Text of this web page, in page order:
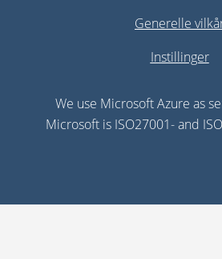
Generelle
Instillinger
We use Microsoft Azure as
Microsoft is ISO27001- and